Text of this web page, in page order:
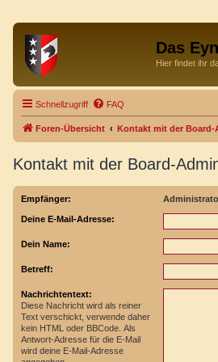
Das
Hier findet ihr
Schnellzugriff FAQ
Foren-Übersicht Kontakt mit der
Kontakt mit der Board-
Empfänger:
Deine E-Mail-Adresse:
Dein Name:
Betreff:
Nachrichtentext:
Diese Nachricht wird als reiner
Text verschickt, verwende daher
kein HTML oder BBCode. Als
Antwort-Adresse für die E-Mail
wird deine E-Mail-Adresse